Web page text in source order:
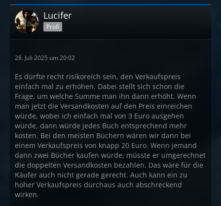
Lucifer
Profi
28. Juli 2025 um 20:02
Es dürfte recht risikoreich sein, den Verkaufspreis
einfach mal zu erhöhen. Dabei stellt sich schon die
Frage, um welche Summe man ihn dann erhöht. Wenn
man jetzt die Versandkosten auf den Preis einreichen
würde, wobei ich einfach mal von 3 Euro ausgehen
würde, dann würde jedes Buch entsprechend mehr
kosten. Bei den meisten Büchern wären wir dann bei
einem Verkaufspreis von knapp 20 Euro. Wenn jemand
dann zwei Bücher kaufen würde, müsste er umgerechnet
die doppelten Versandkosten bezahlen. Das wäre für die
Käufer auch nicht gerade gerecht. Auch kann ein zu
hoher Verkaufspreis durchaus auch abschreckend
wirken.